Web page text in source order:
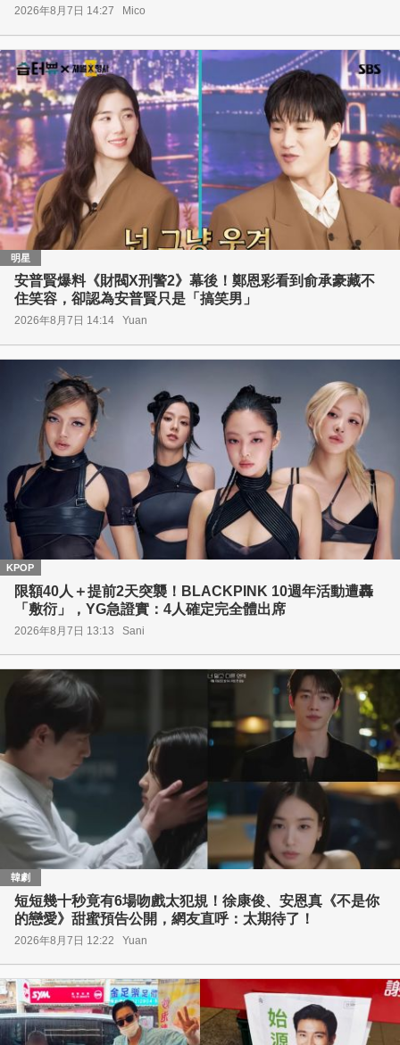
2026年8月7日 14:27 Mico
明星
安普賢爆料《財閥X刑警2》幕後！鄭恩彩看到俞承豪藏不
住笑容，卻認為安普賢只是「搞笑男」
2026年8月7日 14:14 Yuan
KPOP
限額40人＋提前2天突襲！BLACKPINK 10週年活動遭轟
「敷衍」，YG急證實：4人確定完全體出席
2026年8月7日 13:13 Sani
韓劇
短短幾十秒竟有6場吻戲太犯規！徐康俊、安恩真《不是你
的戀愛》甜蜜預告公開，網友直呼：太期待了！
2026年8月7日 12:22 Yuan